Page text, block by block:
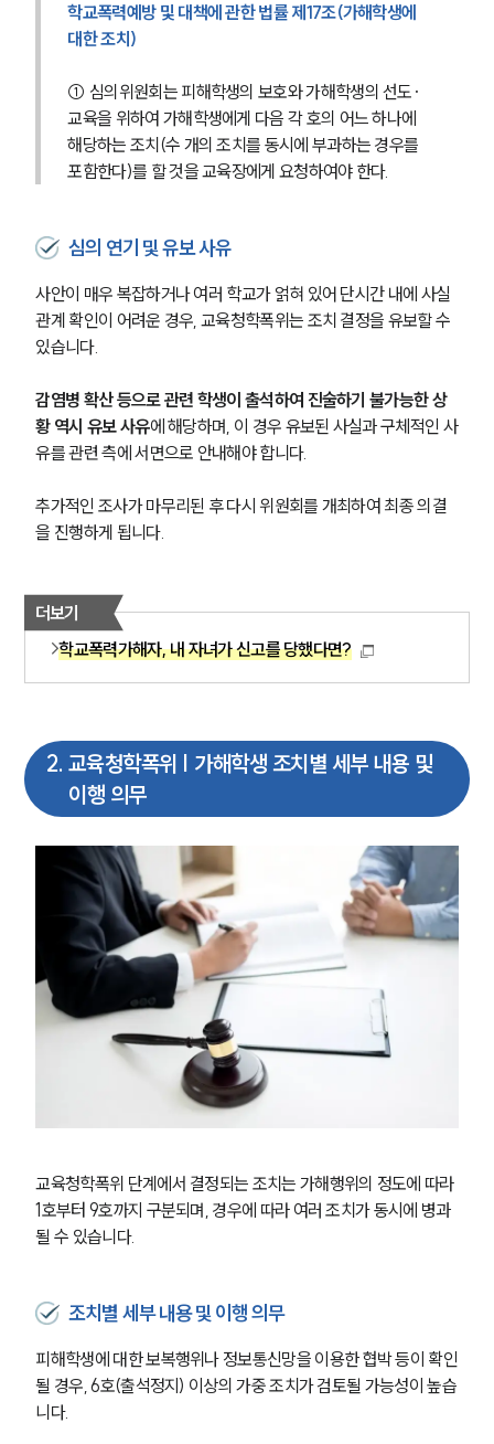
학교폭력예방 및 대책에 관한 법률 제17조(가해학생에
대한 조치)
① 심의위원회는 피해학생의 보호와 가해학생의 선도·
교육을 위하여 가해학생에게 다음 각 호의 어느 하나에
해당하는 조치(수 개의 조치를 동시에 부과하는 경우를
포함한다)를 할 것을 교육장에게 요청하여야 한다.
심의 연기 및 유보 사유
사안이 매우 복잡하거나 여러 학교가 얽혀 있어 단시간 내에 사실
관계 확인이 어려운 경우, 교육청학폭위는 조치 결정을 유보할 수
있습니다.
감염병 확산 등으로 관련 학생이 출석하여 진술하기 불가능한 상
황 역시 유보 사유에 해당하며, 이 경우 유보된 사실과 구체적인 사
유를 관련 측에 서면으로 안내해야 합니다.
추가적인 조사가 마무리된 후 다시 위원회를 개최하여 최종 의결
을 진행하게 됩니다.
더보기
학교폭력가해자, 내 자녀가 신고를 당했다면?
2. 교육청학폭위 | 가해학생 조치별 세부 내용 및
이행 의무
교육청학폭위 단계에서 결정되는 조치는 가해행위의 정도에 따라
1호부터 9호까지 구분되며, 경우에 따라 여러 조치가 동시에 병과
될 수 있습니다.
조치별 세부 내용 및 이행 의무
피해학생에 대한 보복행위나 정보통신망을 이용한 협박 등이 확인
될 경우, 6호(출석정지) 이상의 가중 조치가 검토될 가능성이 높습
니다.